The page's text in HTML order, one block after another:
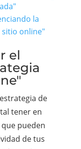
la
sitio online"
el
de
tener en
pueden
de tus